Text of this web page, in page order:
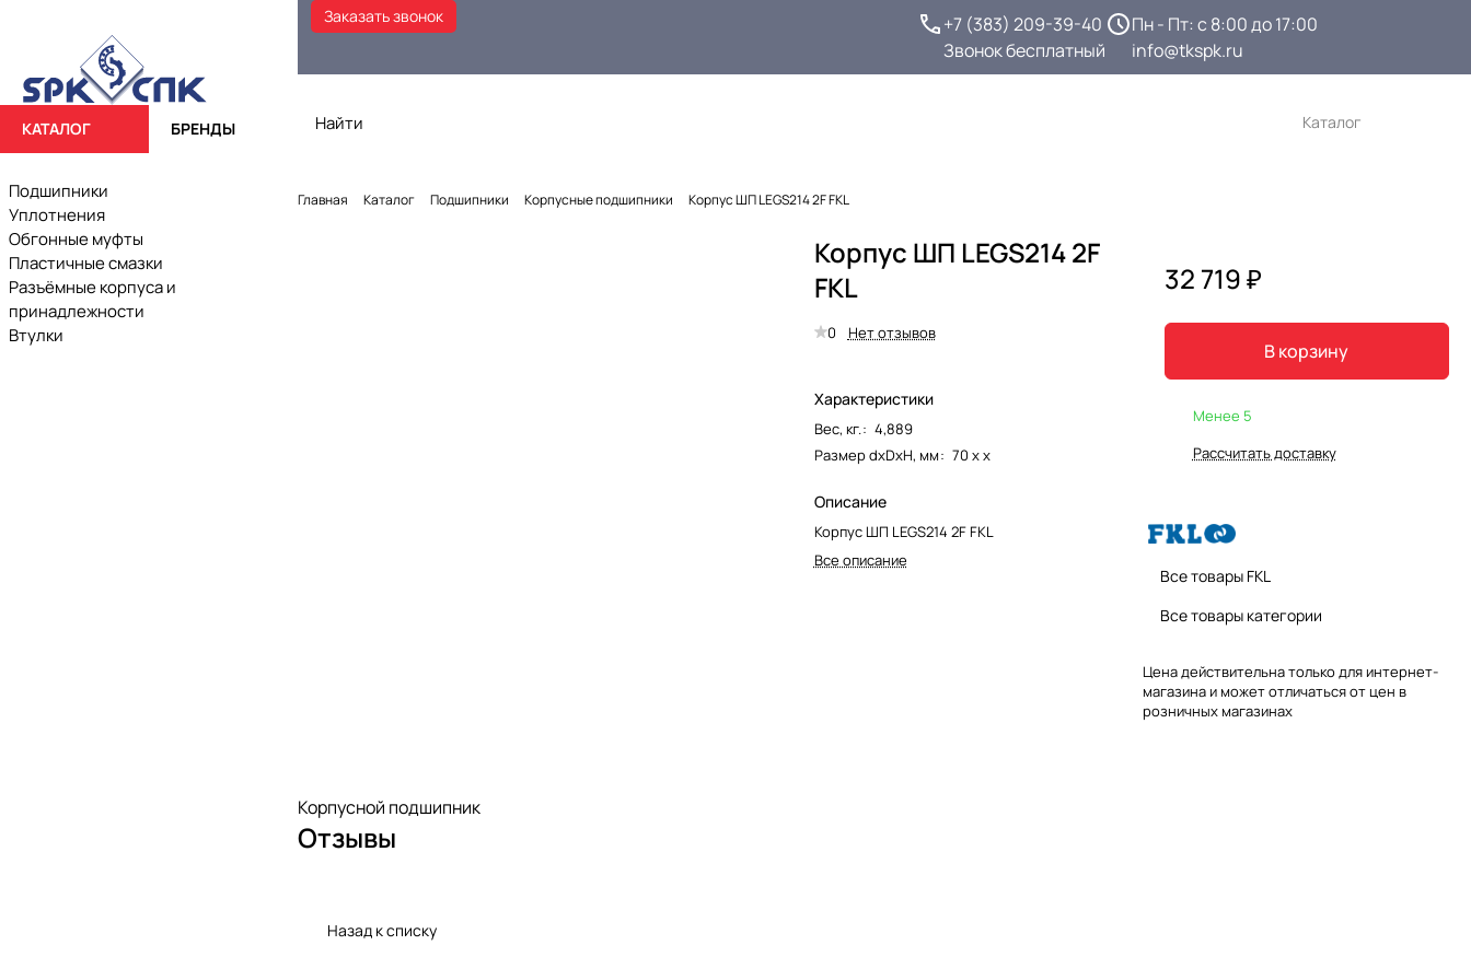
Заказать звонок
+7 (383) 209-39-40
Звонок бесплатный
Пн - Пт: с 8:00 до 17:00
info@tkspk.ru
Каталог
Главная Каталог Подшипники Корпусные подшипники Корпус ШП LEGS214 2F FKL
Корпус ШП LEGS214 2F
FKL
0 Нет отзывов
Характеристики
Вес, кг.: 4,889
Размер dxDxH, мм: 70 х х
Описание
Корпус ШП LEGS214 2F FKL
Все описание
32 719 ₽
В корзину
Менее 5
Рассчитать доставку
Все товары FKL
Все товары категории
Цена действительна только для интернет-
магазина и может отличаться от цен в
розничных магазинах
Корпусной подшипник
Отзывы
Назад к списку
КАТАЛОГ БРЕНДЫ
Подшипники
Уплотнения
Обгонные муфты
Пластичные смазки
Разъёмные корпуса и
принадлежности
Втулки